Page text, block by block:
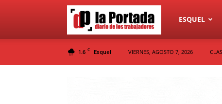
Diario
La
ESQUEL
1.6 C Esquel VIERNES, AGOSTO 7, 2026